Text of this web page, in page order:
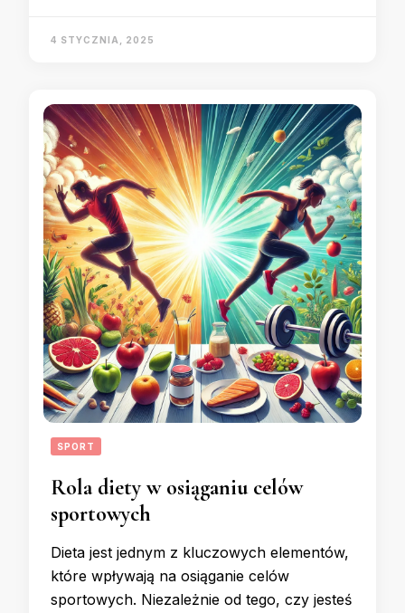
4 STYCZNIA, 2025
SPORT
Rola diety w osiąganiu celów
sportowych
Dieta jest jednym z kluczowych elementów,
które wpływają na osiąganie celów
sportowych. Niezależnie od tego, czy jesteś